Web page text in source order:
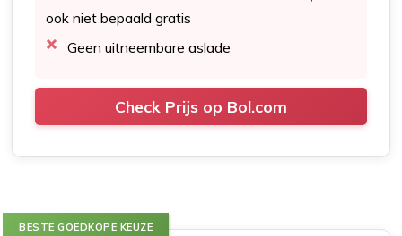
ook niet bepaald gratis
Geen uitneembare aslade
Check Prijs op Bol.com
BESTE GOEDKOPE KEUZE